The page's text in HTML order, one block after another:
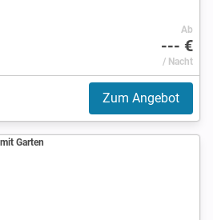
Ab
--- €
/ Nacht
Zum Angebot